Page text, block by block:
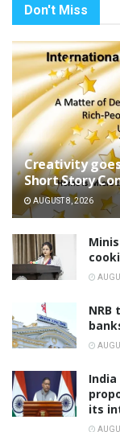
Don't Miss
Creativity
Short Story
AUGUST 8, 2026
its